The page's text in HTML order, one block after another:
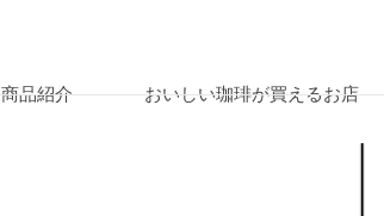
商品紹介 おいしい珈琲が買えるお店